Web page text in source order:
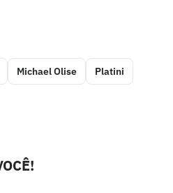
Michael Olise Platini